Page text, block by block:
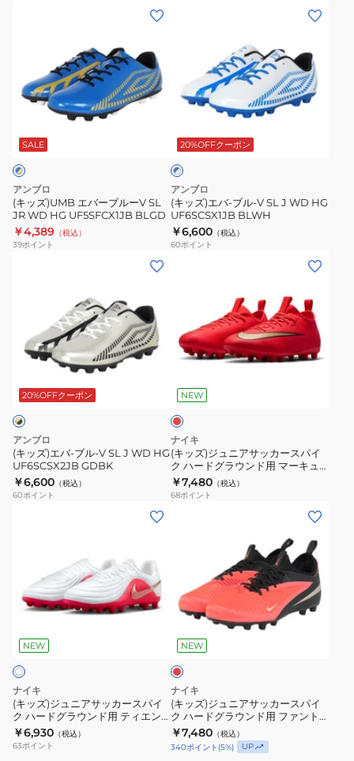
バ
ル
ー
V
SL
JR
WD
SALE
アンブロ
(キッズ)UMB エバーブルーV SL
JR WD HG UF5SFCX1JB BLGD
￥4,389 （税込）
39ポイント
V
SL
J
WD
HG
UF6SCSX1JB
20%OFFクーポン
ブ
ワ
イ
ト
アンブロ
(キッズ)エバ-ブル-V SL J WD HG
UF6SCSX1JB BLWH
￥6,600 （税込）
60ポイント
V
SL
J
WD
HG
UF6SCSX2JB
20%OFFクーポン
アンブロ
(キッズ)エバ-ブル-V SL J WD HG
UF6SCSX2JB GDBK
￥6,600 （税込）
60ポイント
ュ
ニ
サ
ッ
カ
ー
ス
パ
グ
ウ
ド
用
マ
ー
キ
NEW
レ
ド
ナイキ
(キッズ)ジュニアサッカースパイ
ク ハードグラウンド用 マーキュ
リアル ヴェイパー 17 アカデミー
HG IO1194-600
￥7,480 （税込）
68ポイント
ニ
サ
ッ
カ
ー
ス
パ
NEW
ナイキ
(キッズ)ジュニアサッカースパイ
ク ハードグラウンド用 ティエン
ポ マエストロ アカデミー HG
IB5036-100
￥6,930 （税込）
63ポイント
ニ
サ
ッ
カ
ー
ス
パ
NEW
レ
ナイキ
(キッズ)ジュニアサッカースパイ
ク ハードグラウンド用 ファント
ム 6 LOW アカデミー HQ2046-
600
￥7,480 （税込）
340ポイント (5%) UP